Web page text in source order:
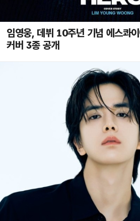
임영웅, 데뷔 10주년 기념 에스콰
커버 3종 공개